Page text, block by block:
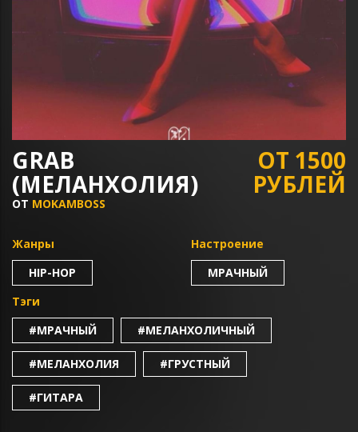
GRAB
(МЕЛАНХОЛИЯ)
ОТ MOKAMBOSS
ОТ 1500
РУБЛЕЙ
Жанры
HIP-HOP
Настроение
МРАЧНЫЙ
Тэги
#МРАЧНЫЙ
#МЕЛАНХОЛИЧНЫЙ
#МЕЛАНХОЛИЯ #ГРУСТНЫЙ
#ГИТАРА